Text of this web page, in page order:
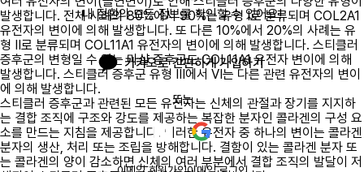
발생합니다. 전체 사례의 80%에서 90%는 유형 I로 분류되며 COL2A1
유전자의 변이에 의해 발생합니다. 또 다른 10%에서 20%의 사례는 유
형 II로 분류되며 COL11A1 유전자의 변이에 의해 발생합니다. 스티클러
증후군의 변형일 수 있는 마샬 증후군도 COL11A1 유전자 변이에 의해
발생합니다. 스티클러 증후군 유형 III에서 VI는 다른 관련 유전자의 변이
에 의해 발생합니다.
스티클러 증후군과 관련된 모든 유전자는 신체의 관절과 장기를 지지하
는 결합 조직에 구조와 강도를 제공하는 복잡한 분자인 콜라겐의 구성 요
소를 만드는 지침을 제공합니다. 이러한 유전자 중 하나의 변이는 콜라겐
분자의 생산, 처리 또는 조립을 방해합니다. 결함이 있는 콜라겐 분자 또
는 콜라겐의 양이 감소하면 신체의 여러 부분에서 결합 조직의 발달이 저
내 질환의 모든 정보를 확인할 수 있어요!
카카오로 간편하게 가입하기
또는